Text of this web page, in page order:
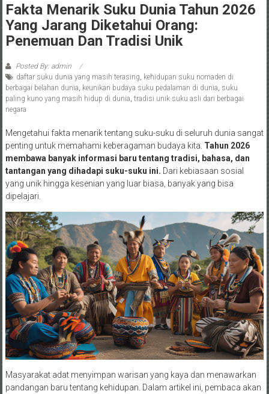
Fakta Menarik Suku Dunia Tahun 2026
Yang Jarang Diketahui Orang:
Penemuan Dan Tradisi Unik
Posted By: admin
daftar suku dunia yang masih terasing kehidupan suku nomaden di
berbagai belahan dunia keunikan budaya suku pedalaman di dunia suku
paling kuno yang masih hidup di dunia tradisi unik suku asli dari berbagai
negara
Mengetahui fakta menarik tentang suku-suku di seluruh dunia sangat
penting untuk memahami keberagaman budaya kita. Tahun 2026
membawa banyak informasi baru tentang tradisi, bahasa, dan
tantangan yang dihadapi suku-suku ini. Dari kebiasaan sosial
yang unik hingga kesenian yang luar biasa, banyak yang bisa
dipelajari.
Masyarakat adat menyimpan warisan yang kaya dan menawarkan
pandangan baru tentang kehidupan. Dalam artikel ini, pembaca akan